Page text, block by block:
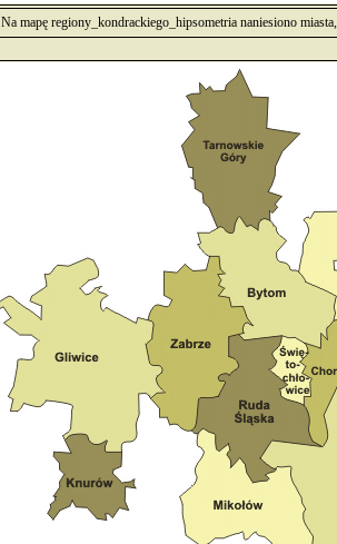
Na mapę regiony_kondrackiego_hipsometria naniesiono